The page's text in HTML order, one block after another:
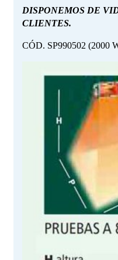
DISPONEMOS DE
CLIENTES.
CÓD. SP990502 (2000